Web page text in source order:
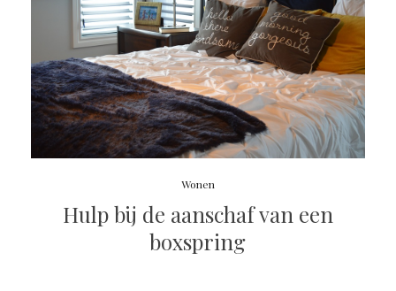
Wonen
Hulp bij de aanschaf van een
boxspring